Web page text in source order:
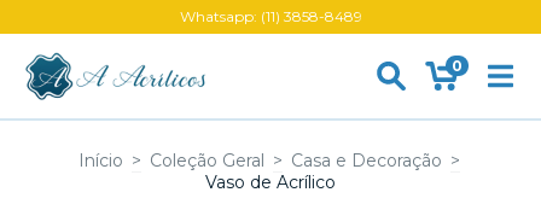
Whatsapp: (11) 3858-8489
0
Início > Coleção Geral > Casa e Decoração >
Vaso de Acrílico